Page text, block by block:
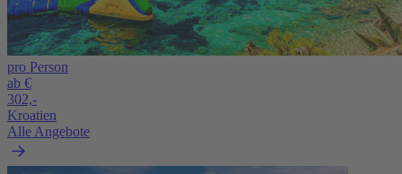
pro Person
ab €
302,-
Kroatien
Alle Angebote